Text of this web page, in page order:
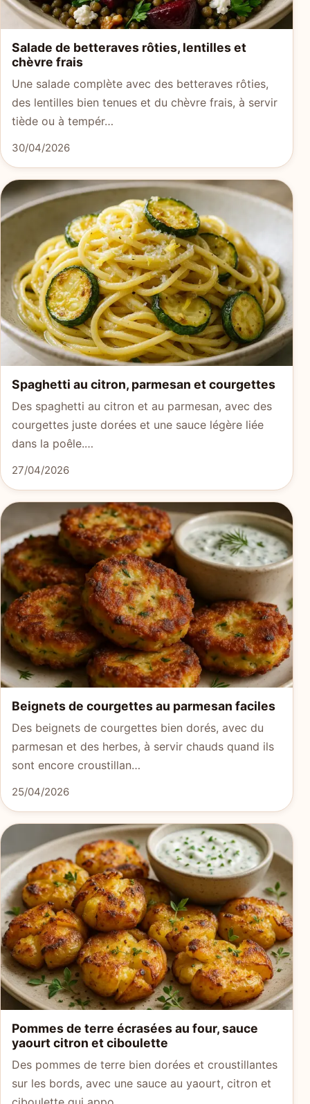
Salade de betteraves rôties, lentilles et
chèvre frais
Une salade complète avec des betteraves rôties,
des lentilles bien tenues et du chèvre frais, à servir
tiède ou à tempér…
30/04/2026
Spaghetti au citron, parmesan et courgettes
Des spaghetti au citron et au parmesan, avec des
courgettes juste dorées et une sauce légère liée
dans la poêle.…
27/04/2026
Beignets de courgettes au parmesan faciles
Des beignets de courgettes bien dorés, avec du
parmesan et des herbes, à servir chauds quand ils
sont encore croustillan…
25/04/2026
Pommes de terre écrasées au four, sauce
yaourt citron et ciboulette
Des pommes de terre bien dorées et croustillantes
sur les bords, avec une sauce au yaourt, citron et